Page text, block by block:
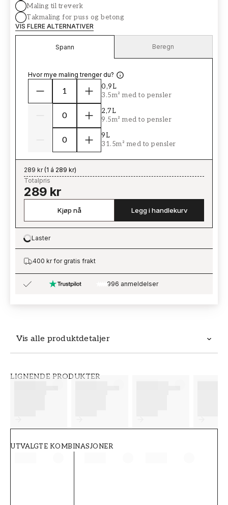
Vis alle produktdetaljer
LIGNENDE PRODUKTER
UTVALGTE KOMBINASJONER
Maling til treverk
Takmaling for puss og betong
VIS FLERE ALTERNATIVER
Spann Beregn
Hvor mye maling trenger du?
0,9L
3.5m² med to pensler
2,7L
9.5m² med to pensler
9L
31.5m² med to pensler
289 kr(1 á 289 kr)
Totalpris
289 kr
Kjøp nå Legg i handlekurv
Loading…
Laster
400 kr for gratis frakt
996 anmeldelser